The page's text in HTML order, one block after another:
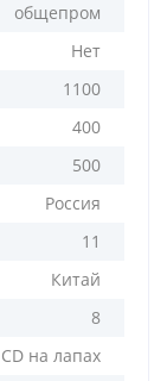
общепром
Нет
1100
400
500
Россия
11
Китай
8
CD на лапах